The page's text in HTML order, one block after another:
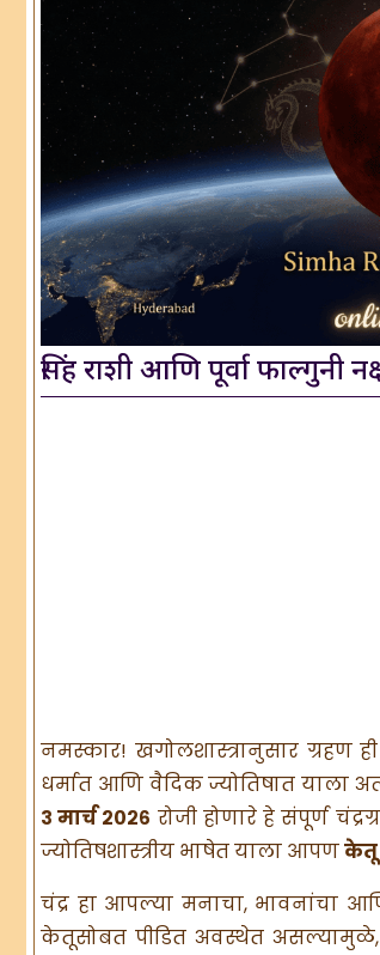
सिंह राशी आणि पूर्वा फाल्गुनी
नमस्कार! खगोलशास्त्रानुसार
धर्मात आणि वैदिक ज्योतिषात याला
३ मार्च २०२६ रोजी होणारे हे संपूर्ण
ज्योतिषशास्त्रीय भाषेत याला आपणकेतू
चंद्र हा आपल्या मनाचा, भावनांचा
केतूसोबत पीडित अवस्थेत